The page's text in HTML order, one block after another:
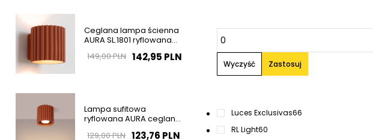
Ceglana lampa ścienna
AURA SL.1801 ryflowana
142,95 PLN
149,00 PLN
Lampa sufitowa
ryflowana AURA ceglana
123,76 PLN
129,00 PLN
Wyczyść Zastosuj
Luces Exclusivas66
RL Light60